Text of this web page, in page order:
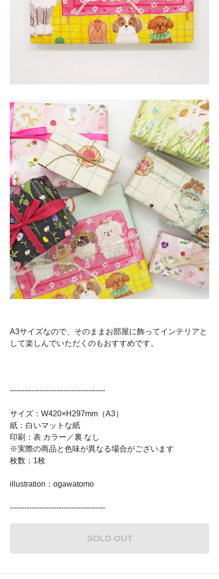
A3サイズなので、そのままお部屋に飾ってインテリアと
して楽しんでいただくのもおすすめです。
---------------------------------------
サイズ：W420×H297mm（A3）
紙：白いマットな紙
印刷：表 カラー／裏 なし
※実際の商品と色味が異なる場合がございます
枚数：1枚
illustration：ogawatomo
---------------------------------------
SOLD OUT